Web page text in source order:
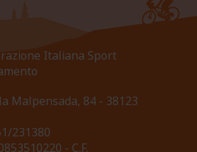
Italiana Sport
Malpensada, 84 - 38123
231380
- C.F.